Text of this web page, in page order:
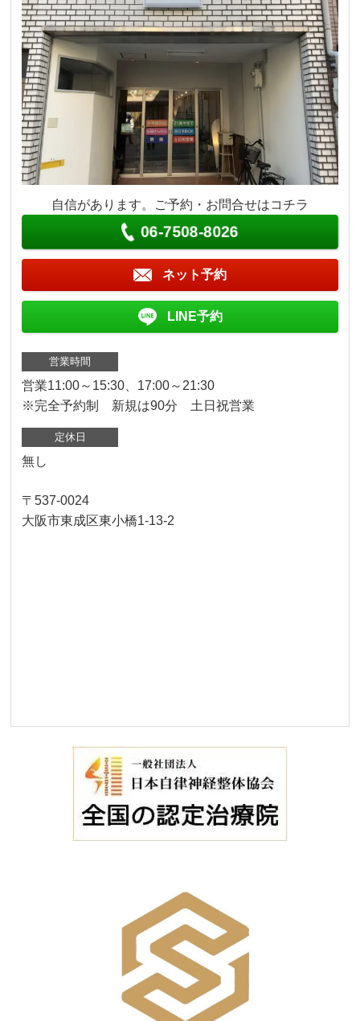
自信があります。ご予約・お問合せはコチラ
06-7508-8026
ネット予約
LINE予約
営業時間
営業11:00～15:30、17:00～21:30
※完全予約制 新規は90分 土日祝営業
定休日
無し
〒537-0024
大阪市東成区東小橋1-13-2